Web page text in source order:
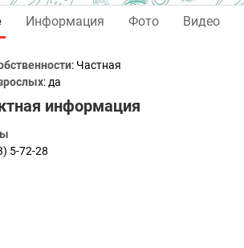
Информация Фото Видео
: Частная
: да
информация
5-72-28